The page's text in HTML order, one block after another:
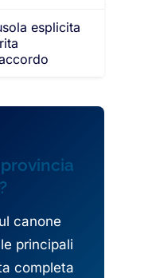
esplicita
canone
principali
completa